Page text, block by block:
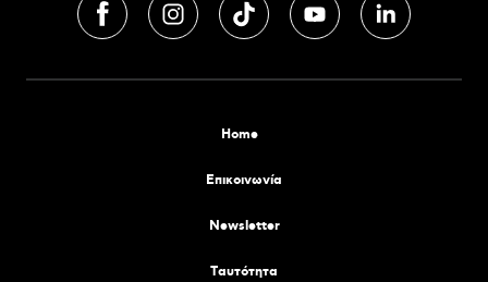
Home
Επικοινωνία
Newsletter
Tαυτότητα